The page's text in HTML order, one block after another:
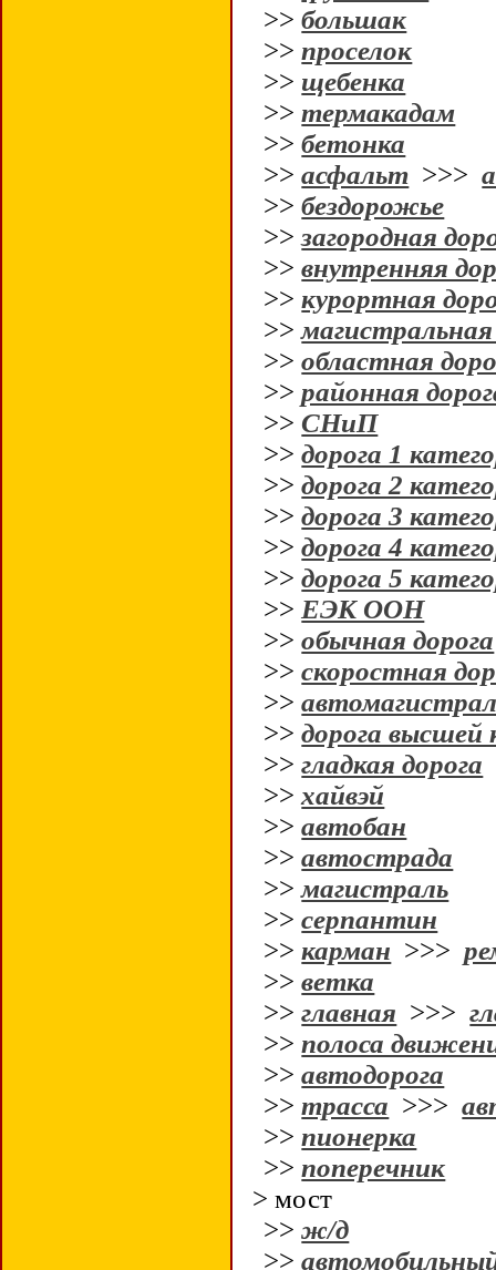
>>большак
>>проселок
>> щебенка
>>термакадам
>>бетонка
>>асфальт >>>
>>бездорожье
>>загородная
>>внутренняя
>>курортная
>>магистральная
>>областная
>>районная
>>СНиП
>>дорога 1
>>дорога 2
>>дорога 3
>>дорога 4
>>дорога 5
>> ЕЭК ООН
>>обычная дорога
>>скоростная
>>
>>дорога высшей
>>гладкая дорога
>>хайвэй
>>автобан
>>автострада
>>магистраль
>>серпантин
>>карман >>>
>>ветка
>>главная >>>
>>полоса
>>автодорога
>>трасса >>>
>>пионерка
>>поперечник
> мост
>>ж/д
>>